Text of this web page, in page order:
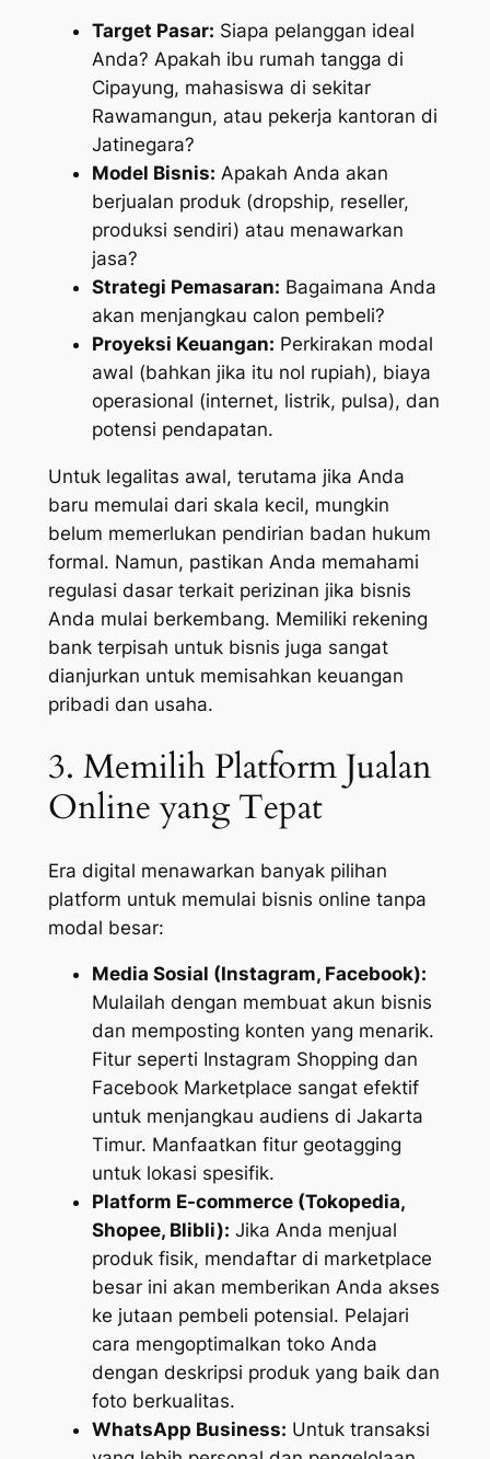
Target Pasar: Siapa pelanggan ideal
Anda? Apakah ibu rumah tangga di
Cipayung, mahasiswa di sekitar
Rawamangun, atau pekerja kantoran di
Jatinegara?
Model Bisnis: Apakah Anda akan
berjualan produk (dropship, reseller,
produksi sendiri) atau menawarkan
jasa?
Strategi Pemasaran: Bagaimana Anda
akan menjangkau calon pembeli?
Proyeksi Keuangan: Perkirakan modal
awal (bahkan jika itu nol rupiah), biaya
operasional (internet, listrik, pulsa), dan
potensi pendapatan.
Untuk legalitas awal, terutama jika Anda
baru memulai dari skala kecil, mungkin
belum memerlukan pendirian badan hukum
formal. Namun, pastikan Anda memahami
regulasi dasar terkait perizinan jika bisnis
Anda mulai berkembang. Memiliki rekening
bank terpisah untuk bisnis juga sangat
dianjurkan untuk memisahkan keuangan
pribadi dan usaha.
3. Memilih Platform Jualan
Online yang Tepat
Era digital menawarkan banyak pilihan
platform untuk memulai bisnis online tanpa
modal besar:
Media Sosial (Instagram, Facebook):
Mulailah dengan membuat akun bisnis
dan memposting konten yang menarik.
Fitur seperti Instagram Shopping dan
Facebook Marketplace sangat efektif
untuk menjangkau audiens di Jakarta
Timur. Manfaatkan fitur geotagging
untuk lokasi spesifik.
Platform E-commerce (Tokopedia,
Shopee, Blibli): Jika Anda menjual
produk fisik, mendaftar di marketplace
besar ini akan memberikan Anda akses
ke jutaan pembeli potensial. Pelajari
cara mengoptimalkan toko Anda
dengan deskripsi produk yang baik dan
foto berkualitas.
WhatsApp Business: Untuk transaksi